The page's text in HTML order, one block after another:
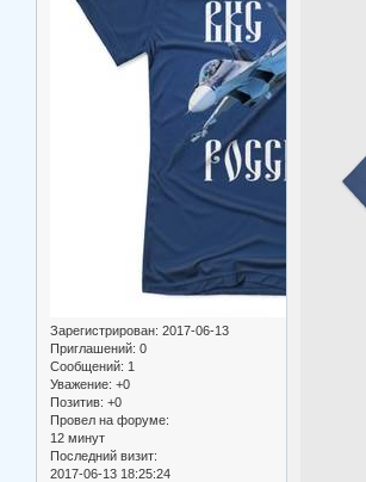
Зарегистрирован: 2017-06-13
Приглашений: 0
Сообщений: 1
Уважение: +0
Позитив: +0
Провел на форуме:
12 минут
Последний визит:
2017-06-13 18:25:24